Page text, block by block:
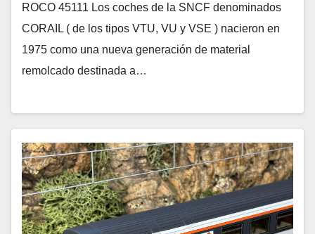
ROCO 45111 Los coches de la SNCF denominados
CORAIL ( de los tipos VTU, VU y VSE ) nacieron en
1975 como una nueva generación de material
remolcado destinada a…